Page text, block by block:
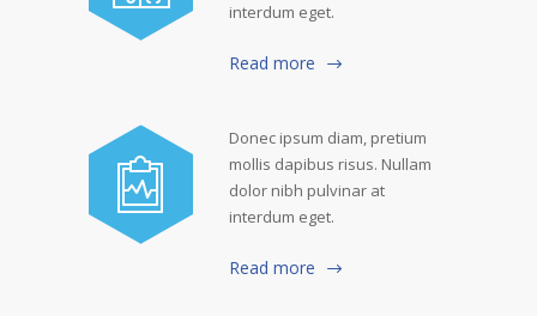
interdum eget.
Read more
Donec ipsum diam, pretium
mollis dapibus risus. Nullam
dolor nibh pulvinar at
interdum eget.
Read more